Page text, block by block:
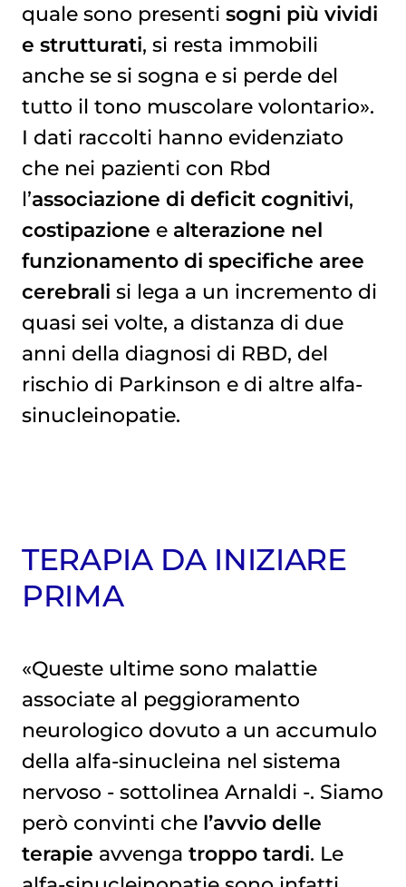
quale sono presenti sogni più vividi
e strutturati, si resta immobili
anche se si sogna e si perde del
tutto il tono muscolare volontario».
I dati raccolti hanno evidenziato
che nei pazienti con Rbd
l’associazione di deficit cognitivi,
costipazione e alterazione nel
funzionamento di specifiche aree
cerebrali si lega a un incremento di
quasi sei volte, a distanza di due
anni della diagnosi di RBD, del
rischio di Parkinson e di altre alfa-
sinucleinopatie.
TERAPIA DA INIZIARE
PRIMA
«Queste ultime sono malattie
associate al peggioramento
neurologico dovuto a un accumulo
della alfa-sinucleina nel sistema
nervoso - sottolinea Arnaldi -. Siamo
però convinti che l’avvio delle
terapie avvenga troppo tardi. Le